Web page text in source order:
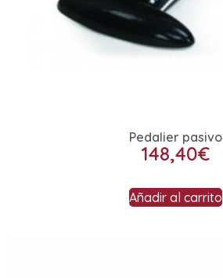
Pedalier pasivo
148,40€
Añadir al carrito